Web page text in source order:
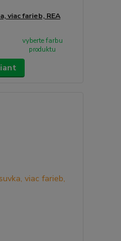
viac farieb, REA
vyberte farbu
produktu